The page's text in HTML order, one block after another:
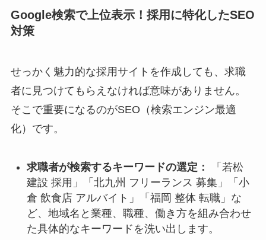
Google検索で上位表示！採用に特化したSEO
対策
せっかく魅力的な採用サイトを作成しても、求職
者に見つけてもらえなければ意味がありません。
そこで重要になるのがSEO（検索エンジン最適
化）です。
求職者が検索するキーワードの選定：
「若松
建設 採用」「北九州 フリーランス 募集」「小
倉 飲食店 アルバイト」「福岡 整体 転職」な
ど、地域名と業種、職種、働き方を組み合わせ
た具体的なキーワードを洗い出します。